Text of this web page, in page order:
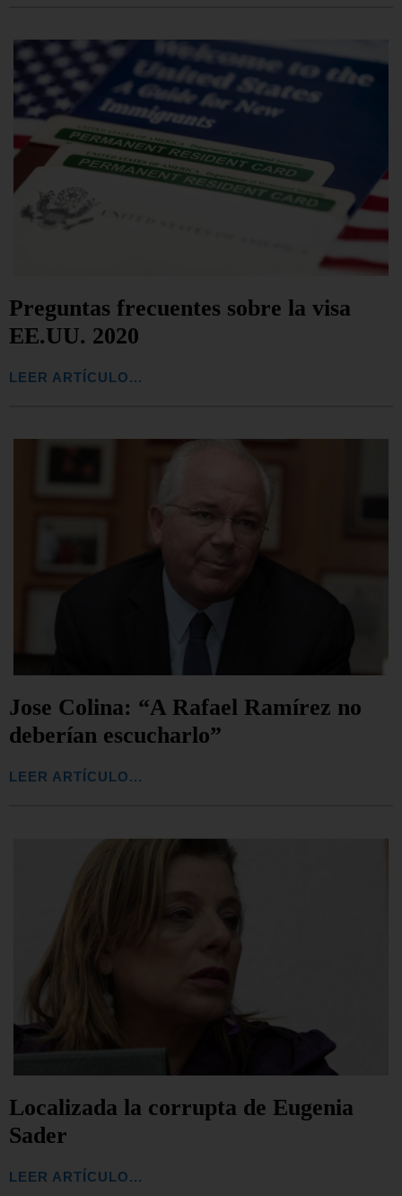
Preguntas frecuentes sobre la visa
EE.UU. 2020
LEER ARTÍCULO...
Jose Colina: “A Rafael Ramírez no
deberían escucharlo”
LEER ARTÍCULO...
Localizada la corrupta de Eugenia
Sader
LEER ARTÍCULO...